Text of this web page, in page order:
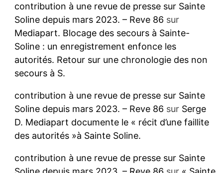
contribution à une revue de presse sur Sainte
Soline depuis mars 2023. – Reve 86 sur
Mediapart. Blocage des secours à Sainte-
Soline : un enregistrement enfonce les
autorités. Retour sur une chronologie des non
secours à S.
contribution à une revue de presse sur Sainte
Soline depuis mars 2023. – Reve 86 sur Serge
D. Mediapart documente le « récit d’une faillite
des autorités »à Sainte Soline.
contribution à une revue de presse sur Sainte